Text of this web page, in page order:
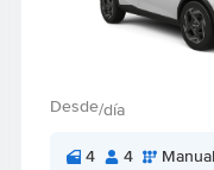
Desde/día
4 4 Manual